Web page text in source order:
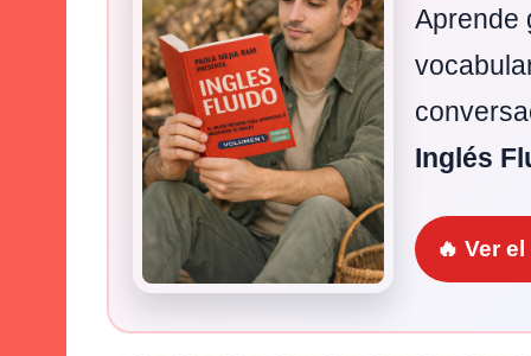
Aprende
Inglés
🔥 Ver